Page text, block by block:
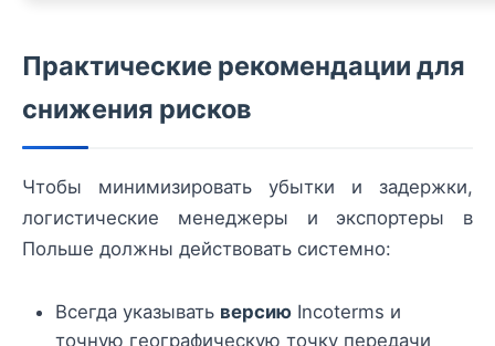
Практические рекомендации для
снижения рисков
Чтобы минимизировать убытки и задержки,
логистические менеджеры и экспортеры в
Польше должны действовать системно:
Всегда указывать версию Incoterms и
точную географическую точку передачи